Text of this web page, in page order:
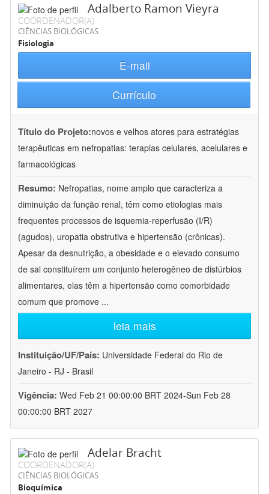
Adalberto Ramon Vieyra
COORDENADOR(A)
CIÊNCIAS BIOLÓGICAS
Fisiologia
E-mail
Currículo
Título do Projeto:novos e velhos atores para estratégias
terapêuticas em nefropatias: terapias celulares, acelulares e
farmacológicas
Resumo: Nefropatias, nome amplo que caracteriza a
diminuição da função renal, têm como etiologias mais
frequentes processos de isquemia-reperfusão (I/R)
(agudos), uropatia obstrutiva e hipertensão (crônicas).
Apesar da desnutrição, a obesidade e o elevado consumo
de sal constituírem um conjunto heterogêneo de distúrbios
alimentares, elas têm a hipertensão como comorbidade
comum que promove ...
leia mais
Instituição/UF/País: Universidade Federal do Rio de
Janeiro - RJ - Brasil
Vigência: Wed Feb 21 00:00:00 BRT 2024-Sun Feb 28
00:00:00 BRT 2027
Adelar Bracht
COORDENADOR(A)
CIÊNCIAS BIOLÓGICAS
Bioquímica